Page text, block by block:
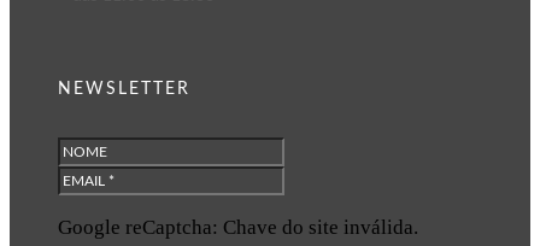
NEWSLETTER
Google reCaptcha: Chave do site inválida.